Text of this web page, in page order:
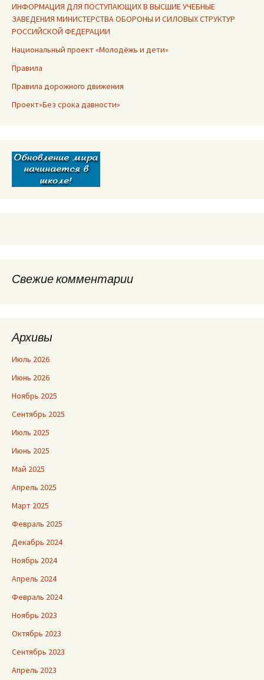
ИНФОРМАЦИЯ ДЛЯ ПОСТУПАЮЩИХ В ВЫСШИЕ УЧЕБНЫЕ
ЗАВЕДЕНИЯ МИНИСТЕРСТВА ОБОРОНЫ И СИЛОВЫХ СТРУКТУР
РОССИЙСКОЙ ФЕДЕРАЦИИ
Национальный проект «Молодёжь и дети»
Правила
Правила дорожного движения
Проект»Без срока давности»
Свежие комментарии
Архивы
Июль 2026
Июнь 2026
Ноябрь 2025
Сентябрь 2025
Июль 2025
Июнь 2025
Май 2025
Апрель 2025
Март 2025
Февраль 2025
Декабрь 2024
Ноябрь 2024
Апрель 2024
Февраль 2024
Ноябрь 2023
Октябрь 2023
Сентябрь 2023
Апрель 2023